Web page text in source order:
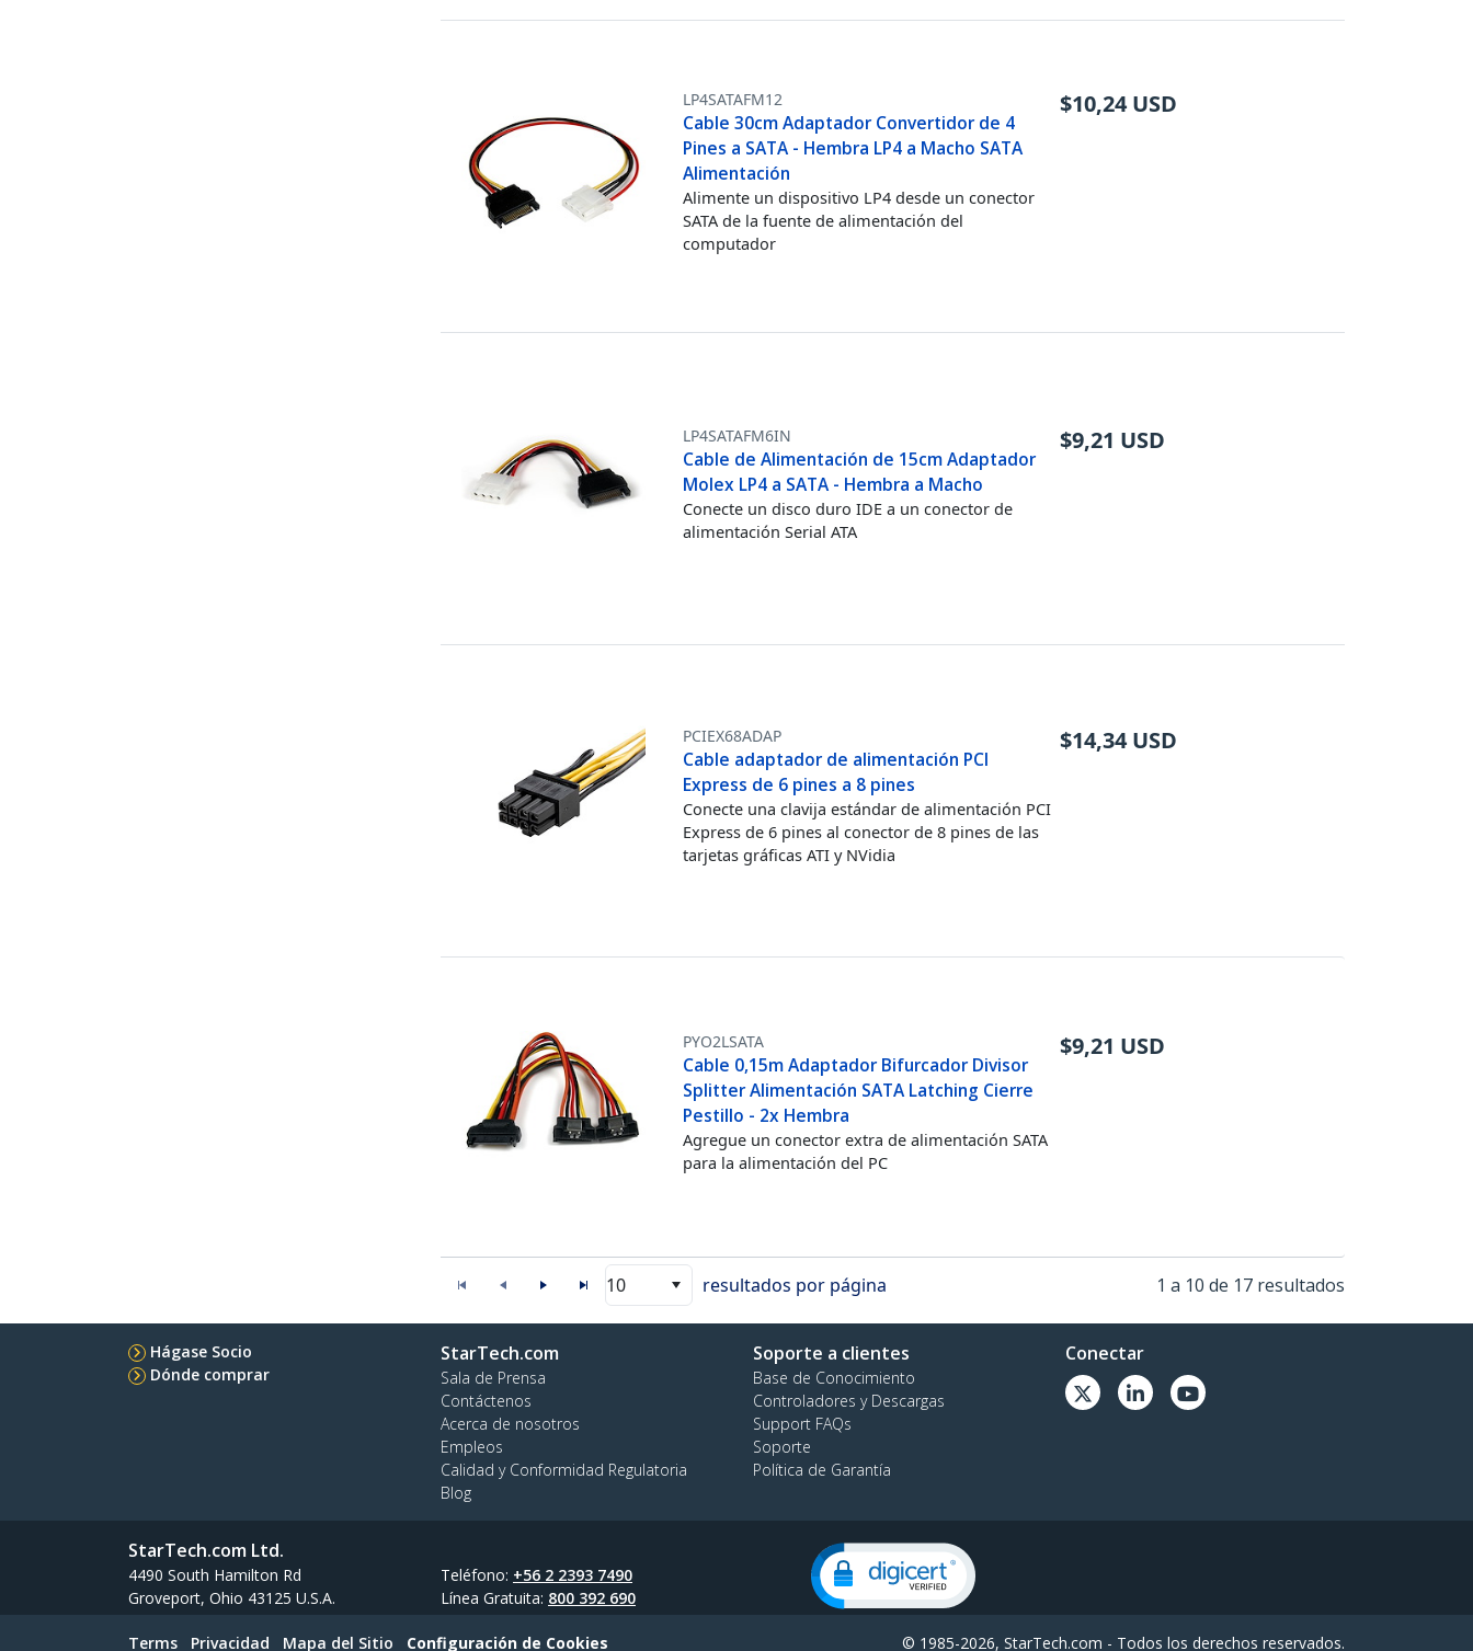
LP4SATAFM12
Cable 30cm Adaptador Convertidor de 4
Pines a SATA - Hembra LP4 a Macho SATA
Alimentación
Alimente un dispositivo LP4 desde un conector
SATA de la fuente de alimentación del
computador
$10,24 USD
LP4SATAFM6IN
Cable de Alimentación de 15cm Adaptador
Molex LP4 a SATA - Hembra a Macho
Conecte un disco duro IDE a un conector de
alimentación Serial ATA
$9,21 USD
PCIEX68ADAP
Cable adaptador de alimentación PCI
Express de 6 pines a 8 pines
Conecte una clavija estándar de alimentación PCI
Express de 6 pines al conector de 8 pines de las
tarjetas gráficas ATI y NVidia
$14,34 USD
PYO2LSATA
Cable 0,15m Adaptador Bifurcador Divisor
Splitter Alimentación SATA Latching Cierre
Pestillo - 2x Hembra
Agregue un conector extra de alimentación SATA
para la alimentación del PC
$9,21 USD
10 resultados por página 1 a 10 de 17 resultados
Hágase Socio
Dónde comprar
StarTech.com
Sala de Prensa
Contáctenos
Acerca de nosotros
Empleos
Calidad y Conformidad Regulatoria
Blog
Soporte a clientes
Base de Conocimiento
Controladores y Descargas
Support FAQs
Soporte
Política de Garantía
Conectar
StarTech.com Ltd.
4490 South Hamilton Rd
Groveport, Ohio 43125 U.S.A.
Teléfono: +56 2 2393 7490
Línea Gratuita: 800 392 690
Terms Privacidad Mapa del Sitio Configuración de Cookies © 1985-2026, StarTech.com - Todos los derechos reservados.